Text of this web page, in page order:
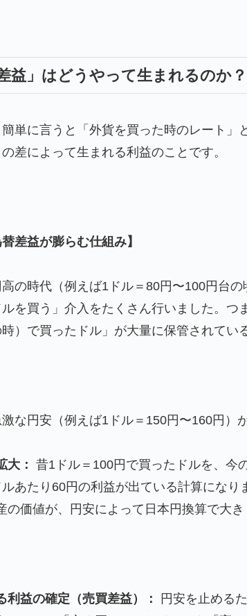
益」はどうやって生まれるのか？
単に言うと「外貨を買った時のレート」
差によって生まれる利益のことです。
差益が膨らむ仕組み】
の時代（例えば1ドル＝80円〜100円台
ルを買う」介入をたくさん行いました。つ
）で買ったドル」が大量に保管されてい
な円安（例えば1ドル＝150円〜160円）
大： 昔1ドル＝100円で買ったドルを、今
あたり60円の利益が出ている計算になり
の価値が、円安によって日本円換算で大き
利益の確定（売買差益）：
円安を止める